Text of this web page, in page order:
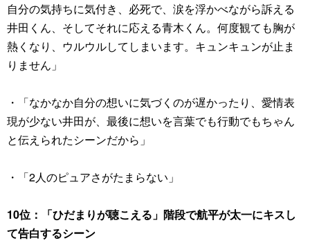
自分の気持ちに気付き、必死で、涙を浮かべながら訴える
井田くん、そしてそれに応える青木くん。何度観ても胸が
熱くなり、ウルウルしてしまいます。キュンキュンが止ま
りません」
・「なかなか自分の想いに気づくのが遅かったり、愛情表
現が少ない井田が、最後に想いを言葉でも行動でもちゃん
と伝えられたシーンだから」
・「2人のピュアさがたまらない」
10位：「ひだまりが聴こえる」階段で航平が太一にキスし
て告白するシーン